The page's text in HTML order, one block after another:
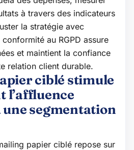
à travers des indicateurs
la stratégie avec
au RGPD assure
et maintient la confiance
relation client durable.
ciblé stimule
l’affluence
segmentation
papier ciblé repose sur